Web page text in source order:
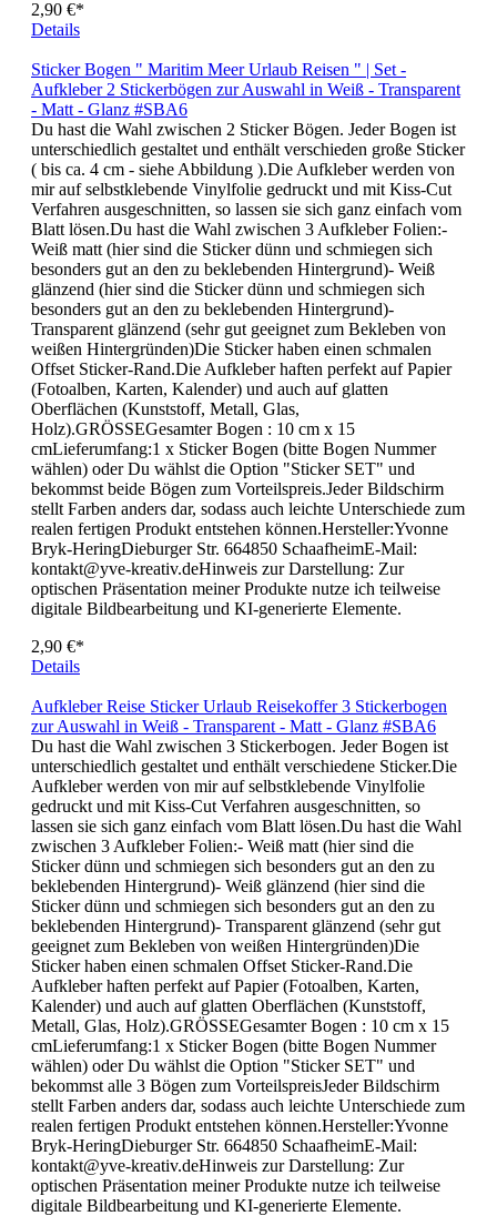
digitale Bildbearbeitung und KI-generierte Elemente.
Details
Sticker Bogen " Maritim Meer Urlaub Reisen " | Set -
Aufkleber 2 Stickerbögen zur Auswahl in Weiß - Transparent
- Matt - Glanz #SBA6
Du hast die Wahl zwischen 2 Sticker Bögen. Jeder Bogen ist
unterschiedlich gestaltet und enthält verschieden große Sticker
( bis ca. 4 cm - siehe Abbildung ).Die Aufkleber werden von
mir auf selbstklebende Vinylfolie gedruckt und mit Kiss-Cut
Verfahren ausgeschnitten, so lassen sie sich ganz einfach vom
Blatt lösen.Du hast die Wahl zwischen 3 Aufkleber Folien:-
Weiß matt (hier sind die Sticker dünn und schmiegen sich
besonders gut an den zu beklebenden Hintergrund)- Weiß
glänzend (hier sind die Sticker dünn und schmiegen sich
besonders gut an den zu beklebenden Hintergrund)-
Transparent glänzend (sehr gut geeignet zum Bekleben von
weißen Hintergründen)Die Sticker haben einen schmalen
Offset Sticker-Rand.Die Aufkleber haften perfekt auf Papier
(Fotoalben, Karten, Kalender) und auch auf glatten
Oberflächen (Kunststoff, Metall, Glas,
Holz).GRÖSSEGesamter Bogen : 10 cm x 15
cmLieferumfang:1 x Sticker Bogen (bitte Bogen Nummer
wählen) oder Du wählst die Option "Sticker SET" und
bekommst beide Bögen zum Vorteilspreis.Jeder Bildschirm
stellt Farben anders dar, sodass auch leichte Unterschiede zum
realen fertigen Produkt entstehen können.Hersteller:Yvonne
Bryk-HeringDieburger Str. 664850 SchaafheimE-Mail:
kontakt@yve-kreativ.deHinweis zur Darstellung: Zur
digitale Bildbearbeitung und KI-generierte Elemente.
Details
Aufkleber Reise Sticker Urlaub Reisekoffer 3 Stickerbogen
zur Auswahl in Weiß - Transparent - Matt - Glanz #SBA6
Du hast die Wahl zwischen 3 Stickerbogen. Jeder Bogen ist
unterschiedlich gestaltet und enthält verschiedene Sticker.Die
Aufkleber werden von mir auf selbstklebende Vinylfolie
gedruckt und mit Kiss-Cut Verfahren ausgeschnitten, so
lassen sie sich ganz einfach vom Blatt lösen.Du hast die Wahl
zwischen 3 Aufkleber Folien:- Weiß matt (hier sind die
Sticker dünn und schmiegen sich besonders gut an den zu
beklebenden Hintergrund)- Weiß glänzend (hier sind die
Sticker dünn und schmiegen sich besonders gut an den zu
beklebenden Hintergrund)- Transparent glänzend (sehr gut
geeignet zum Bekleben von weißen Hintergründen)Die
Sticker haben einen schmalen Offset Sticker-Rand.Die
Aufkleber haften perfekt auf Papier (Fotoalben, Karten,
Kalender) und auch auf glatten Oberflächen (Kunststoff,
Metall, Glas, Holz).GRÖSSEGesamter Bogen : 10 cm x 15
cmLieferumfang:1 x Sticker Bogen (bitte Bogen Nummer
wählen) oder Du wählst die Option "Sticker SET" und
bekommst alle 3 Bögen zum VorteilspreisJeder Bildschirm
stellt Farben anders dar, sodass auch leichte Unterschiede zum
realen fertigen Produkt entstehen können.Hersteller:Yvonne
Bryk-HeringDieburger Str. 664850 SchaafheimE-Mail:
kontakt@yve-kreativ.deHinweis zur Darstellung: Zur